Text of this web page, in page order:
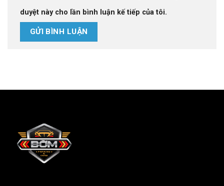
duyệt này cho lần bình luận kế tiếp của tôi.